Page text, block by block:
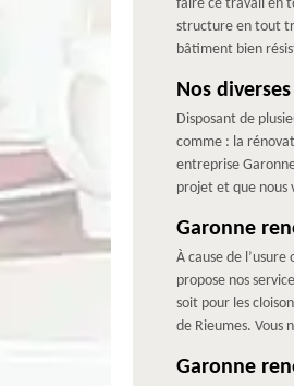
faire ce travail en
structure en tout
bâtiment bien
Nos
Disposant de
comme : la
entreprise
projet et que nous
Garonne
À cause de
propose nos
soit pour les
de Rieumes.
Garonne